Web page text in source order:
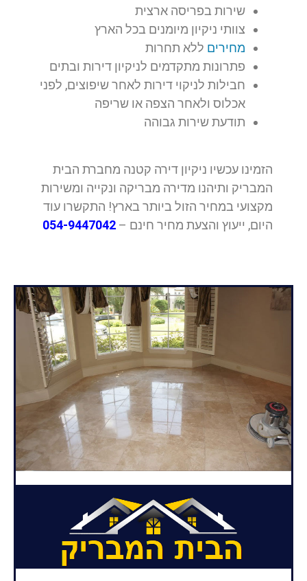
שירות בפריסה ארצית
צוותי ניקיון מיומנים בכל הארץ
מחירים ללא תחרות
פתרונות מתקדמים לניקיון דירות ובתים
חבילות לניקוי דירות לאחר שיפוצים, לפני
אכלוס ולאחר הצפה או שריפה
תודעת שירות גבוהה
הזמינו עכשיו ניקיון דירה קטנה מחברת הבית
המבריק ותיהנו מדירה מבריקה ונקייה ומשירות
מקצועי במחיר הזול ביותר בארץ! התקשרו עוד
היום, ייעוץ והצעת מחיר חינם – 054-9447042